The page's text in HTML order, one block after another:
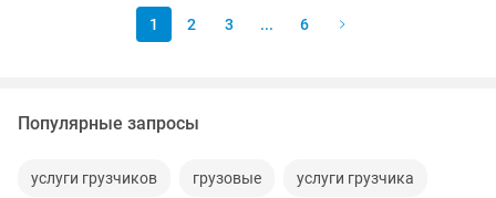
1 2 3 ... 6
Популярные запросы
услуги грузчиков грузовые услуги грузчика